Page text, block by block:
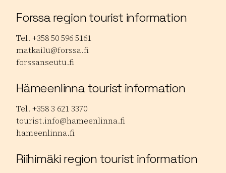
Forssa region tourist information
Tel. +358 50 596 5161
matkailu@forssa.fi
forssanseutu.fi
Hämeenlinna tourist information
Tel. +358 3 621 3370
tourist.info@hameenlinna.fi
hameenlinna.fi
Riihimäki region tourist information